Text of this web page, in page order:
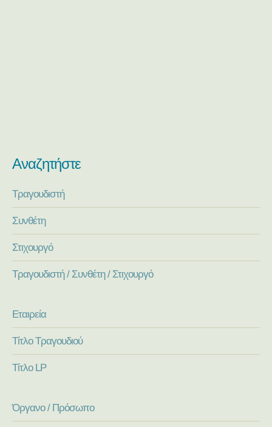
Αναζητήστε
Τραγουδιστή
Συνθέτη
Στιχουργό
Τραγουδιστή / Συνθέτη / Στιχουργό
Εταιρεία
Τίτλο Τραγουδιού
Τίτλο LP
Όργανο / Πρόσωπο